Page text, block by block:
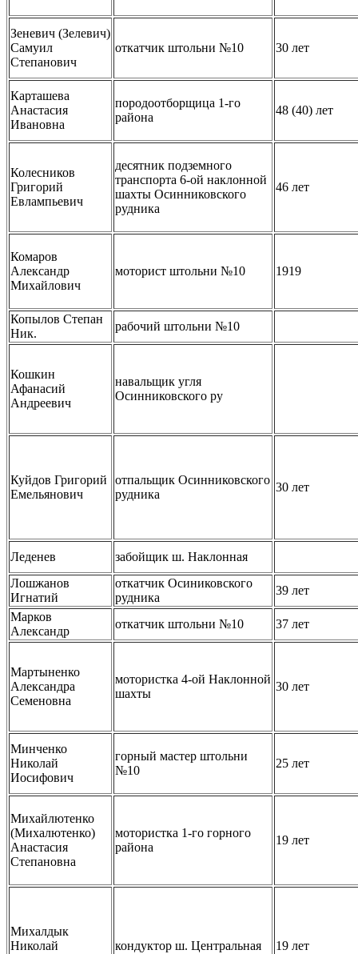
Зеневич (Зелевич)
Самуил
Степанович
откатчик штольни №10 30 лет
Карташева
Анастасия
Ивановна
породоотборщица 1-го
района
48 (40) лет
Колесников
Григорий
Евлампьевич
десятник подземного
транспорта 6-ой наклонной
шахты Осинниковского
рудника
46 лет
Комаров
Александр
Михайлович
моторист штольни №10 1919
Копылов Степан
Ник.
рабочий штольни №10
Кошкин
Афанасий
Андреевич
навальщик угля
Осинниковского ру
Куйдов Григорий
Емельянович
отпальщик Осинниковского
рудника
30 лет
Леденев
забойщик ш. Наклонная
Лошжанов
Игнатий
откатчик Осиниковского
рудника
39 лет
Марков
Александр
откатчик штольни №10 37 лет
Мартыненко
Александра
Семеновна
мотористка 4-ой Наклонной
шахты
30 лет
Минченко
Николай
Иосифович
горный мастер штольни
№10
25 лет
Михайлютенко
(Михалютенко)
Анастасия
Степановна
мотористка 1-го горного
района
19 лет
Михалдык
Николай
кондуктор ш. Центральная 19 лет